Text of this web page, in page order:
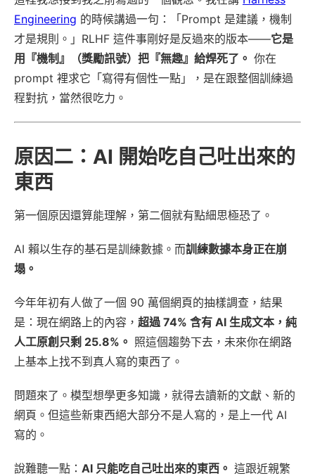
Engineering 的時候講過一句：「Prompt 是建議，機制
才是規則。」RLHF 這件事剛好是反過來的版本——它是
用『機制』（獎勵訊號）把『無趣』給焊死了。 你在
prompt 裡求它「寫得有個性一點」，是在跟整個訓練過
程對抗，當然很吃力。
原因二：AI 開始吃自己吐出來的
東西
第一個原因還算能理解，第二個就有點細思極恐了。
AI 賴以生存的基石是訓練數據。而訓練數據本身正在崩
塌。
今年年初有人做了一個 90 萬個網頁的抽樣調查，結果
是：現在網路上的內容， 超過 74% 含有 AI 生成文本，純
人工原創只剩 25.8%。 照這個趨勢下去，未來你在網路
上基本上找不到真人寫的東西了。
問題來了。模型想學更多知識，就得去讀新的文獻、新的
網頁。但這些新東西絕大部分不是人寫的，是上一代 AI
寫的。
說難聽一點： AI 只能吃自己吐出來的東西。 這跟近親繁